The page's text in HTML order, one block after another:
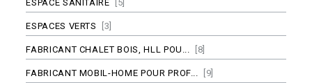
ESPACE SANITAIRE [5]
ESPACES VERTS [3]
FABRICANT CHALET BOIS, HLL POU... [8]
FABRICANT MOBIL-HOME POUR PROF... [9]